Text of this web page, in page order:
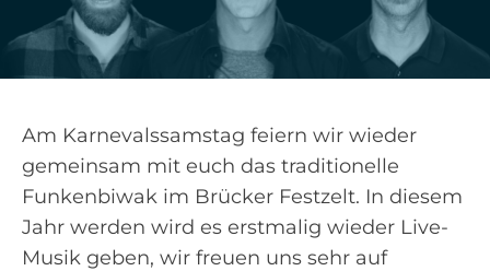
Am Karnevalssamstag feiern wir wieder
gemeinsam mit euch das traditionelle
Funkenbiwak im Brücker Festzelt. In diesem
Jahr werden wird es erstmalig wieder Live-
Musik geben, wir freuen uns sehr auf